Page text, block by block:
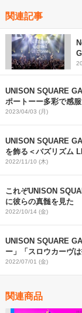
関連記事
UNISON SQUARE
ポートーー多彩で感
2023/04/03 (月)
UNISON SQUARE
を飾る＜バズリズム
2022/11/10 (木)
これぞUNISON
に彼らの真髄を見た
2022/10/14 (金)
UNISON SQUARE
ー」「スロウカーヴ
開
2022/07/01 (金)
関連商品